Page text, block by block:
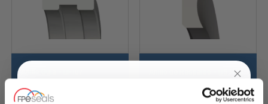
Anillo de Respaldo - DST109